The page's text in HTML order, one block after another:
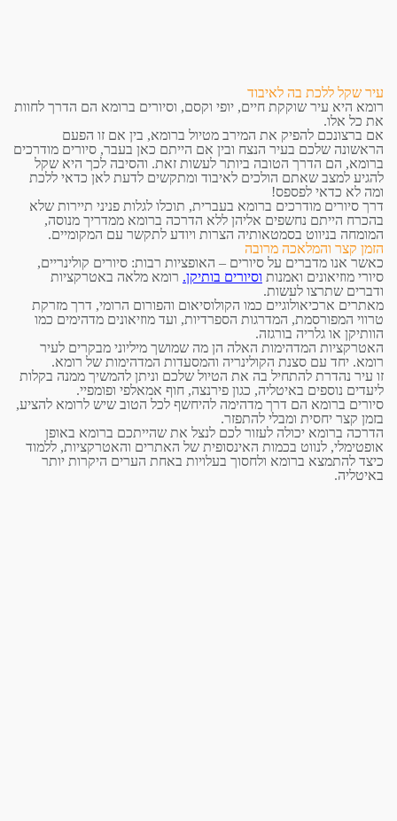
עיר שקל ללכת בה לאיבוד
רומא היא עיר שוקקת חיים, יופי וקסם, וסיורים ברומא הם הדרך לחוות
את כל אלו.
אם ברצונכם להפיק את המירב מטיול ברומא, בין אם זו הפעם
הראשונה שלכם בעיר הנצח ובין אם הייתם כאן בעבר, סיורים מודרכים
ברומא, הם הדרך הטובה ביותר לעשות זאת. והסיבה לכך היא שקל
להגיע למצב שאתם הולכים לאיבוד ומתקשים לדעת לאן כדאי ללכת
ומה לא כדאי לפספס!
דרך סיורים מודרכים ברומא בעברית, תוכלו לגלות פניני תיירות שלא
בהכרח הייתם נחשפים אליהן ללא הדרכה ברומא ממדריך מנוסה,
המומחה בניווט בסמטאותיה הצרות ויודע לתקשר עם המקומיים.
הזמן קצר והמלאכה מרובה
כאשר אנו מדברים על סיורים – האופציות רבות: סיורים קולינריים,
סיורי מוזיאונים ואמנות וסיורים בותיקן. רומא מלאה באטרקציות
ודברים שתרצו לעשות.
מאתרים ארכיאולוגיים כמו הקולוסיאום והפורום הרומי, דרך מזרקת
טרווי המפורסמת, המדרגות הספרדיות, ועד מוזיאונים מדהימים כמו
הוותיקן או גלריה בורגזה.
האטרקציות המדהימות האלה הן מה שמושך מיליוני מבקרים לעיר
רומא. יחד עם סצנת הקולינריה והמסעדות המדהימות של רומא.
זו עיר נהדרת להתחיל בה את הטיול שלכם וניתן להמשיך ממנה בקלות
ליעדים נוספים באיטליה, כגון פירנצה, חוף אמאלפי ופומפיי.
סיורים ברומא הם דרך מדהימה להיחשף לכל הטוב שיש לרומא להציע,
בזמן קצר יחסית ומבלי להתפזר.
הדרכה ברומא יכולה לעזור לכם לנצל את שהייתכם ברומא באופן
אופטימלי, לנווט בכמות האינסופית של האתרים והאטרקציות, ללמוד
כיצד להתמצא ברומא ולחסוך בעלויות באחת הערים היקרות יותר
באיטליה.